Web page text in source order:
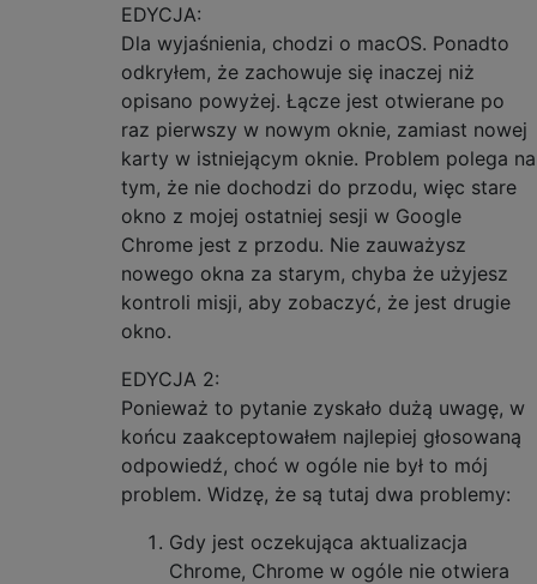
EDYCJA:
Dla wyjaśnienia, chodzi o macOS. Ponadto
odkryłem, że zachowuje się inaczej niż
opisano powyżej. Łącze jest otwierane po
raz pierwszy w nowym oknie, zamiast nowej
karty w istniejącym oknie. Problem polega na
tym, że nie dochodzi do przodu, więc stare
okno z mojej ostatniej sesji w Google
Chrome jest z przodu. Nie zauważysz
nowego okna za starym, chyba że użyjesz
kontroli misji, aby zobaczyć, że jest drugie
okno.
EDYCJA 2:
Ponieważ to pytanie zyskało dużą uwagę, w
końcu zaakceptowałem najlepiej głosowaną
odpowiedź, choć w ogóle nie był to mój
problem. Widzę, że są tutaj dwa problemy:
Gdy jest oczekująca aktualizacja
Chrome, Chrome w ogóle nie otwiera